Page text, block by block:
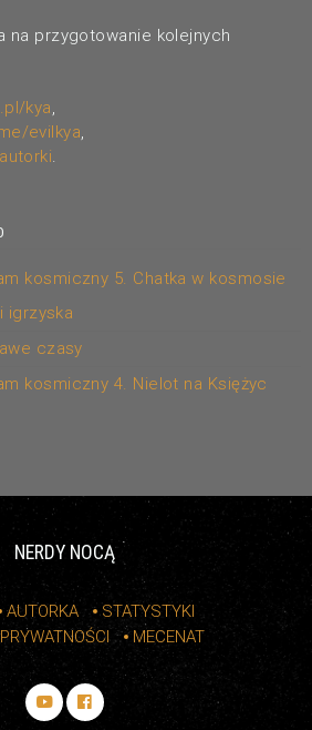
na przygotowanie kolejnych
kya,
evilkya,
autorki.
kosmiczny 5. Chatka w kosmosie
igrzyska
czasy
kosmiczny 4. Nielot na Księżyc
NERDY NOCĄ
AUTORKA
STATYSTYKI
MECENAT